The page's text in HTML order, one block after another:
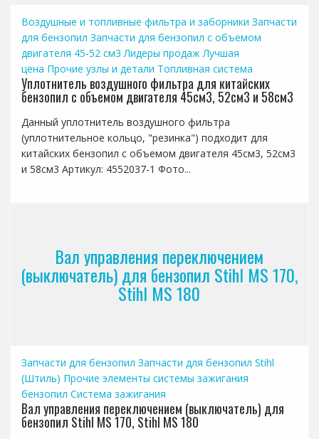
Воздушные и топливные фильтра и заборники Запчасти
для бензопил Запчасти для бензопил с объемом
двигателя 45-52 см3 Лидеры продаж Лучшая
цена Прочие узлы и детали Топливная система
Уплотнитель воздушного фильтра для китайских
бензопил с объемом двигателя 45см3, 52см3 и 58см3
Данный уплотнитель воздушного фильтра
(уплотнительное кольцо, "резинка") подходит для
китайских бензопил с объемом двигателя 45см3, 52см3
и 58см3 Артикул: 4552037-1 Фото...
Вал управления переключением
(выключатель) для бензопил Stihl MS 170,
Stihl MS 180
Запчасти для бензопил Запчасти для бензопил Stihl
(Штиль) Прочие элементы системы зажигания
бензопил Система зажигания
Вал управления переключением (выключатель) для
бензопил Stihl MS 170, Stihl MS 180